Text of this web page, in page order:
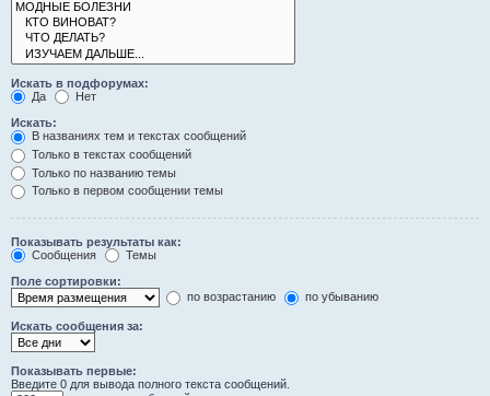
Искать в подфорумах:
Да
Нет
Искать:
В названиях тем и текстах сообщений
Только в текстах сообщений
Только по названию темы
Только в первом сообщении темы
Показывать результаты как:
Сообщения
Темы
Поле сортировки:
по возрастанию
по убыванию
Искать сообщения за:
Показывать первые:
Введите 0 для вывода полного текста сообщений.